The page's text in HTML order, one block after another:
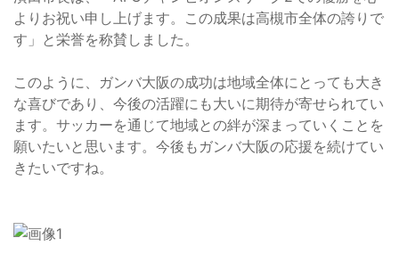
よりお祝い申し上げます。この成果は高槻市全体の誇りで
す」と栄誉を称賛しました。
このように、ガンバ大阪の成功は地域全体にとっても大き
な喜びであり、今後の活躍にも大いに期待が寄せられてい
ます。サッカーを通じて地域との絆が深まっていくことを
願いたいと思います。今後もガンバ大阪の応援を続けてい
きたいですね。